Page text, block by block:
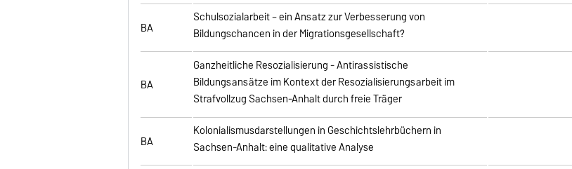
BA
Schulsozialarbeit – ein Ansatz zur Verbesserung von
Bildungschancen in der Migrationsgesellschaft?
BA
Ganzheitliche Resozialisierung - Antirassistische
Bildungsansätze im Kontext der Resozialisierungsarbeit im
Strafvollzug Sachsen-Anhalt durch freie Träger
BA
Kolonialismusdarstellungen in Geschichtslehrbüchern in
Sachsen-Anhalt: eine qualitative Analyse